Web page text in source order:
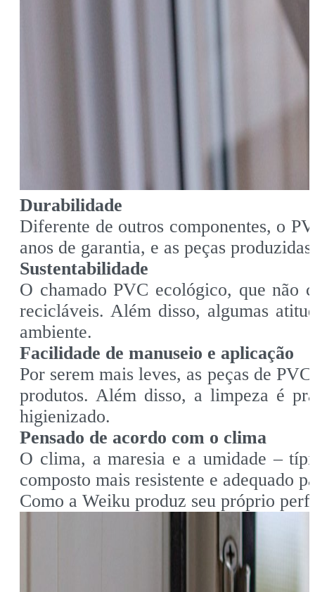
Durabilidade
Diferente de outros componentes, o
anos de garantia, e as peças
Sustentabilidade
O chamado PVC ecológico, que não
recicláveis. Além disso, algumas
ambiente.
Facilidade de manuseio e aplicação
Por serem mais leves, as peças de
produtos. Além disso, a limpeza é
higienizado.
Pensado de acordo com o clima
O clima, a maresia e a umidade –
composto mais resistente e adequado
Como a Weiku produz seu próprio